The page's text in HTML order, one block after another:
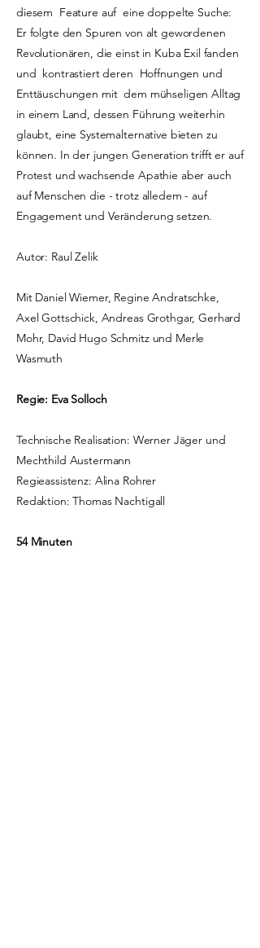
diesem Feature auf eine doppelte Suche:
Er folgte den Spuren von alt gewordenen
Revolutionären, die einst in Kuba Exil fanden
und kontrastiert deren Hoffnungen und
Enttäuschungen mit dem mühseligen Alltag
in einem Land, dessen Führung weiterhin
glaubt, eine Systemalternative bieten zu
können. In der jungen Generation trifft er auf
Protest und wachsende Apathie aber auch
auf Menschen die - trotz alledem - auf
Engagement und Veränderung setzen.
Autor: Raul Zelik
Mit Daniel Wiemer, Regine Andratschke,
Axel Gottschick, Andreas Grothgar, Gerhard
Mohr, David Hugo Schmitz und Merle
Wasmuth
Regie: Eva Solloch
Technische Realisation: Werner Jäger und
Mechthild Austermann
Regieassistenz: Alina Rohrer
Redaktion: Thomas Nachtigall
54 Minuten